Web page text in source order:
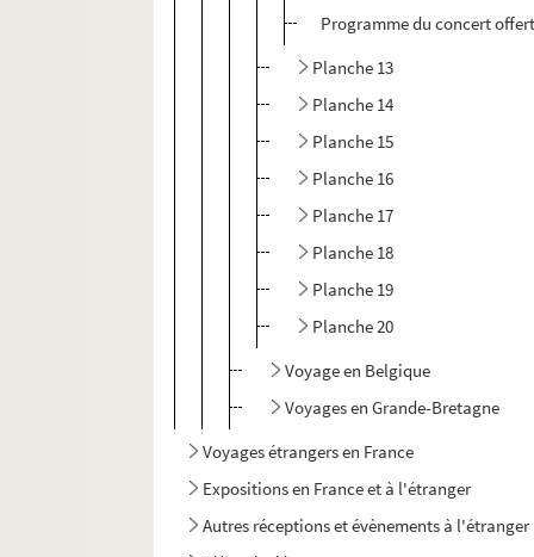
Programme du concert
Planche 13
Planche 14
Planche 15
Planche 16
Planche 17
Planche 18
Planche 19
Planche 20
Voyage en Belgique
Voyages en Grande-Bretagne
Voyages étrangers en France
Expositions en France et à l'étranger
Autres réceptions et évènements à l'étranger